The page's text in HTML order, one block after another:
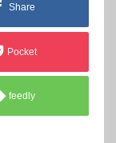
Share
Pocket
feedly